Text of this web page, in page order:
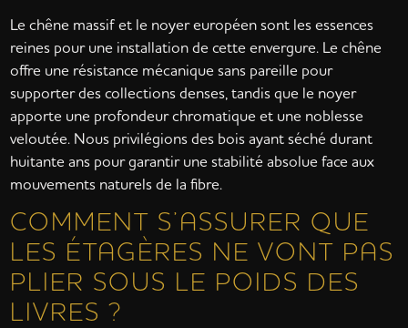
Le chêne massif et le noyer européen sont les essences
reines pour une installation de cette envergure. Le chêne
offre une résistance mécanique sans pareille pour
supporter des collections denses, tandis que le noyer
apporte une profondeur chromatique et une noblesse
veloutée. Nous privilégions des bois ayant séché durant
huitante ans pour garantir une stabilité absolue face aux
mouvements naturels de la fibre.
COMMENT S’ASSURER QUE
LES ÉTAGÈRES NE VONT PAS
PLIER SOUS LE POIDS DES
LIVRES ?